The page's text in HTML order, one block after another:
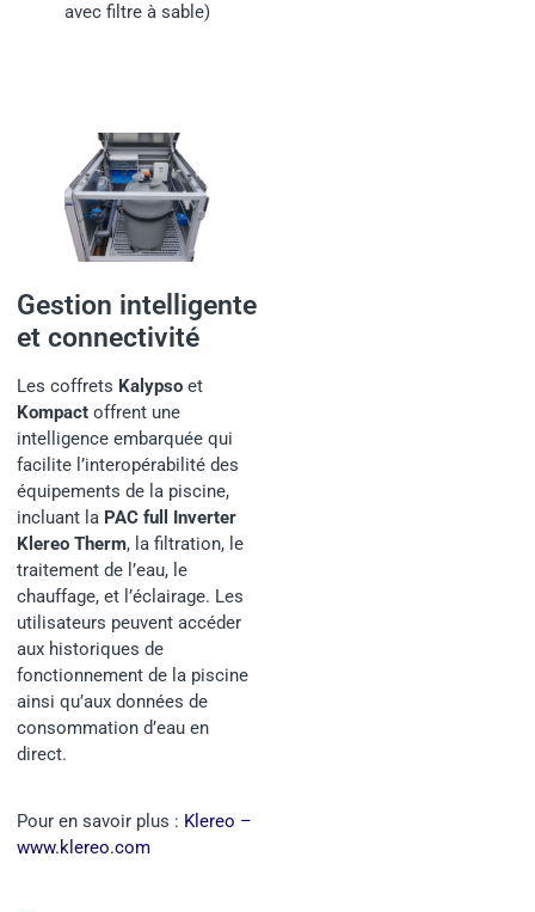
avec filtre à sable)
Gestion intelligente
et connectivité
Les coffrets Kalypso et
Kompact offrent une
intelligence embarquée qui
facilite l’interopérabilité des
équipements de la piscine,
incluant la PAC full Inverter
Klereo Therm, la filtration, le
traitement de l’eau, le
chauffage, et l’éclairage. Les
utilisateurs peuvent accéder
aux historiques de
fonctionnement de la piscine
ainsi qu’aux données de
consommation d’eau en
direct.
Pour en savoir plus : Klereo –
www.klereo.com